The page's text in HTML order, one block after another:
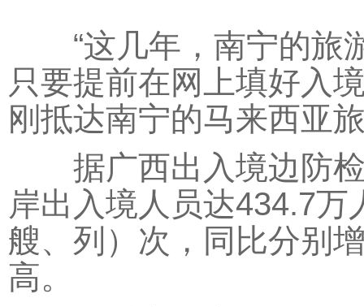
“这几年，南宁的旅
只要提前在网上填好入
刚抵达南宁的马来西亚
据广西出入境边防检
岸出入境人员达434.7
艘、列）次，同比分别
高。